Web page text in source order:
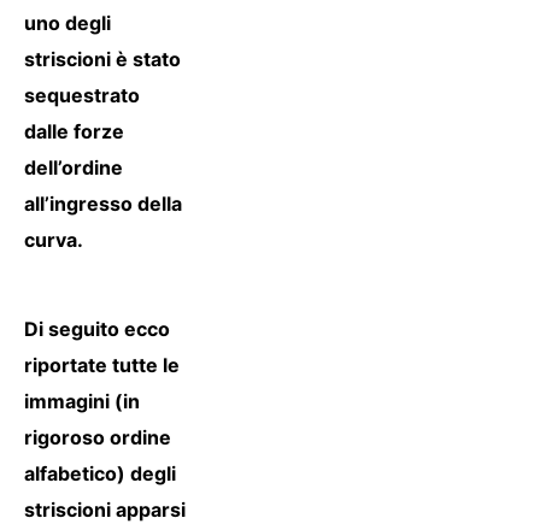
uno degli
striscioni è stato
sequestrato
dalle forze
dell’ordine
all’ingresso della
curva.
Di seguito ecco
riportate tutte le
immagini (in
rigoroso ordine
alfabetico) degli
striscioni apparsi